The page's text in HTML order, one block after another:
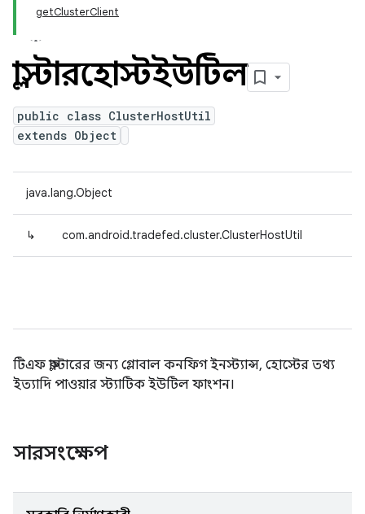
getClusterClient
ক্লাস্টারহোস্টইউটিল
public class ClusterHostUtil
extends Object
java.lang.Object
↳ com.android.tradefed.cluster.ClusterHostUtil
টিএফ ক্লাস্টারের জন্য গ্লোবাল কনফিগ ইনস্ট্যান্স, হোস্টের তথ্য
ইত্যাদি পাওয়ার স্ট্যাটিক ইউটিল ফাংশন।
সারসংক্ষেপ